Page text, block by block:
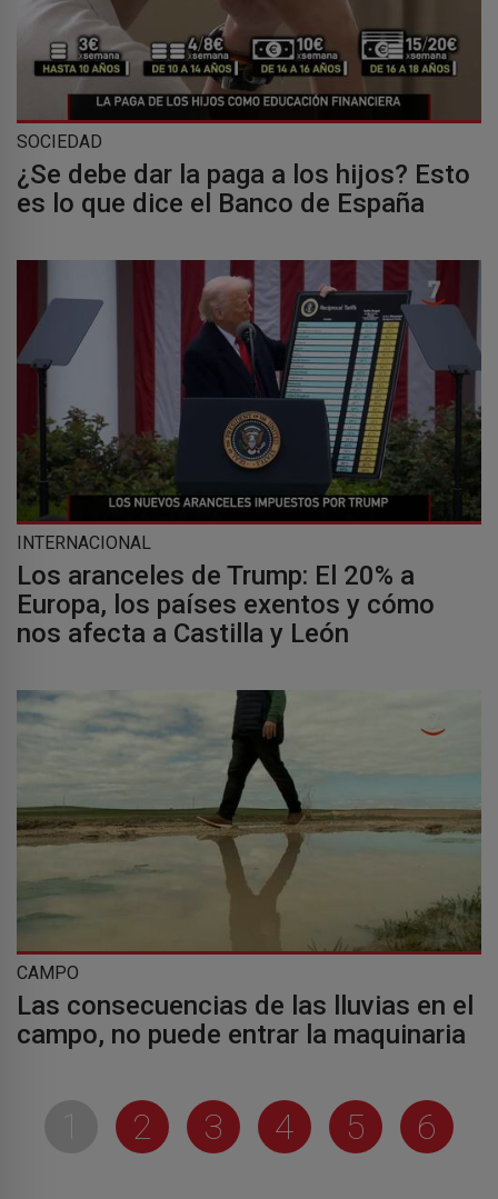
SOCIEDAD
¿Se debe dar la paga a los hijos? Esto
es lo que dice el Banco de España
INTERNACIONAL
Los aranceles de Trump: El 20% a
Europa, los países exentos y cómo
nos afecta a Castilla y León
CAMPO
Las consecuencias de las lluvias en el
campo, no puede entrar la maquinaria
1 2 3 4 5 6